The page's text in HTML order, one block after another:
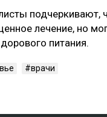
подчеркивают,
лечение, но
питания.
врачи